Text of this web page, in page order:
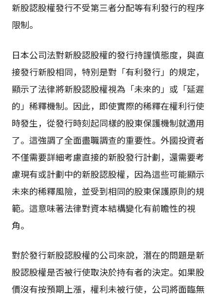
新股認股權發行不受第三者分配等有利發行的程序
限制。
日本公司法對新股認股權的發行持謹慎態度，與直
接發行新股相同，特別是對「有利發行」的規定，
顯示了法律將新股認股權視為「未來的」或「延遲
的」稀釋機制。因此，即使實際的稀釋在權利行使
時發生，從發行時刻起同樣的股東保護機制就適用
了。這強調了全面盡職調查的重要性。外國投資者
不僅需要詳細考慮直接的新股發行計劃，還需要考
慮現有或計劃中的新股認股權，因為這些可能顯示
未來的稀釋風險，並受到相同的股東保護原則的規
範。這意味著法律對資本結構變化有前瞻性的視
角。
對於發行新股認股權的公司來說，潛在的問題是新
股認股權是否被行使取決於持有者的決定。如果股
價沒有按預期上漲，權利未被行使，公司將面臨無